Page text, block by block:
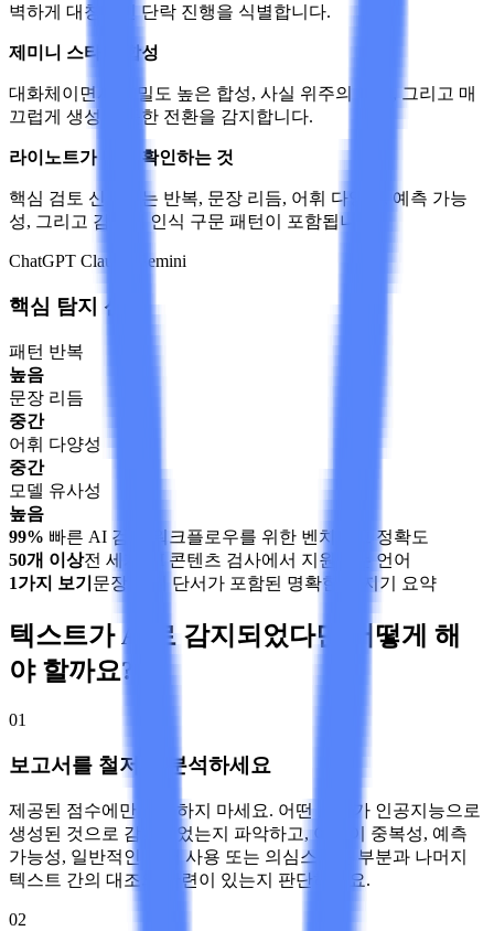
벽하게 대칭적인 단락 진행을 식별합니다.
제미니 스타일 합성
대화체이면서도 밀도 높은 합성, 사실 위주의 압축, 그리고 매
끄럽게 생성된 듯한 전환을 감지합니다.
라이노트가 먼저 확인하는 것
핵심 검토 신호에는 반복, 문장 리듬, 어휘 다양성, 예측 가능
성, 그리고 감지기 인식 구문 패턴이 포함됩니다.
ChatGPT Claude Gemini
핵심 탐지 신호
패턴 반복
높음
문장 리듬
중간
어휘 다양성
중간
모델 유사성
높음
99% 빠른 AI 검토 워크플로우를 위한 벤치마크 정확도
50개 이상전 세계 AI 콘텐츠 검사에서 지원되는 언어
1가지 보기 문장 단위 단서가 포함된 명확한 감지기 요약
텍스트가 AI로 감지되었다면 어떻게 해
야 할까요?
01
보고서를 철저히 분석하세요
제공된 점수에만 집중하지 마세요. 어떤 요소가 인공지능으로
생성된 것으로 감지되었는지 파악하고, 이것이 중복성, 예측
가능성, 일반적인 언어 사용 또는 의심스러운 부분과 나머지
텍스트 간의 대조와 관련이 있는지 판단하세요.
02